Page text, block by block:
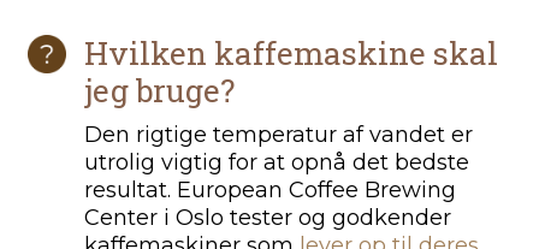
Hvilken kaffemaskine skal
jeg bruge?
Den rigtige temperatur af vandet er
utrolig vigtig for at opnå det bedste
resultat. European Coffee Brewing
Center i Oslo tester og godkender